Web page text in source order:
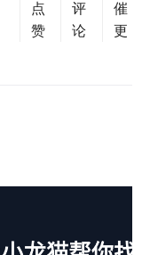
点
赞
评
论
催
更